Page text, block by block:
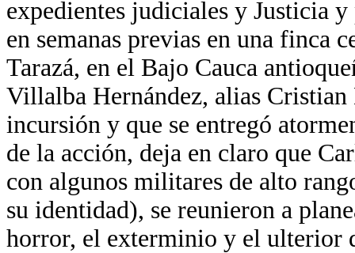
expedientes judiciales y Justicia
en semanas previas en una finca
Tarazá, en el Bajo Cauca
Villalba Hernández, alias
incursión y que se entregó
de la acción, deja en claro que
con algunos militares de alto
su identidad), se reunieron a
horror, el exterminio y el ulterior